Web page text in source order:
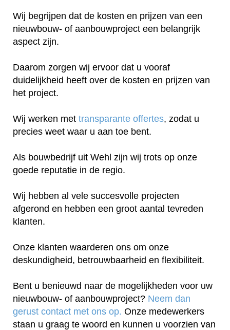
Wij begrijpen dat de kosten en prijzen van een
nieuwbouw- of aanbouwproject een belangrijk
aspect zijn.
Daarom zorgen wij ervoor dat u vooraf
duidelijkheid heeft over de kosten en prijzen van
het project.
Wij werken met transparante offertes, zodat u
precies weet waar u aan toe bent.
Als bouwbedrijf uit Wehl zijn wij trots op onze
goede reputatie in de regio.
Wij hebben al vele succesvolle projecten
afgerond en hebben een groot aantal tevreden
klanten.
Onze klanten waarderen ons om onze
deskundigheid, betrouwbaarheid en flexibiliteit.
Bent u benieuwd naar de mogelijkheden voor uw
nieuwbouw- of aanbouwproject? Neem dan
gerust contact met ons op. Onze medewerkers
staan u graag te woord en kunnen u voorzien van